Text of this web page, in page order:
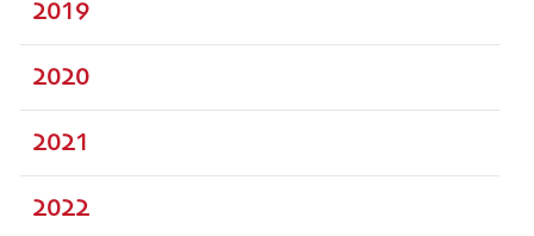
2019
2020
2021
2022